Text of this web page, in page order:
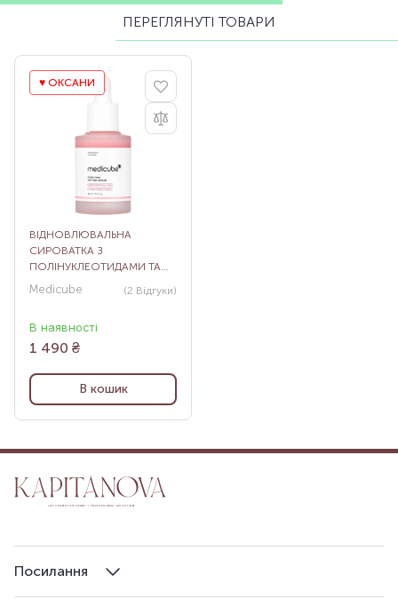
ПЕРЕГЛЯНУТІ ТОВАРИ
♥️ ОКСАНИ
ВІДНОВЛЮВАЛЬНА
СИРОВАТКА З
ПОЛІНУКЛЕОТИДАМИ ТА
ПЕПТИДАМИ MEDICUBE
PDRN PINK PEPTIDE SERUM,
Medicube (2 Відгуки)
В наявності
1 490 ₴
В кошик
Посилання